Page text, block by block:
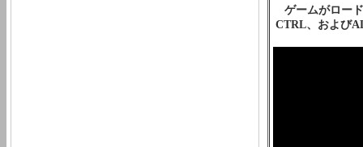
ゲームがロー
CTRL、および